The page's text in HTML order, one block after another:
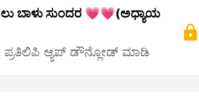
ಬಾಳು ಸುಂದರ 💗💗(ಅಧ್ಯಾಯ
ಪ್ರತಿಲಿಪಿ ಆ್ಯಪ್ ಡೌನ್ಲೋಡ್ ಮಾಡಿ